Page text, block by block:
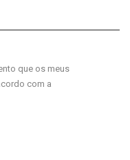
que os meus
com a